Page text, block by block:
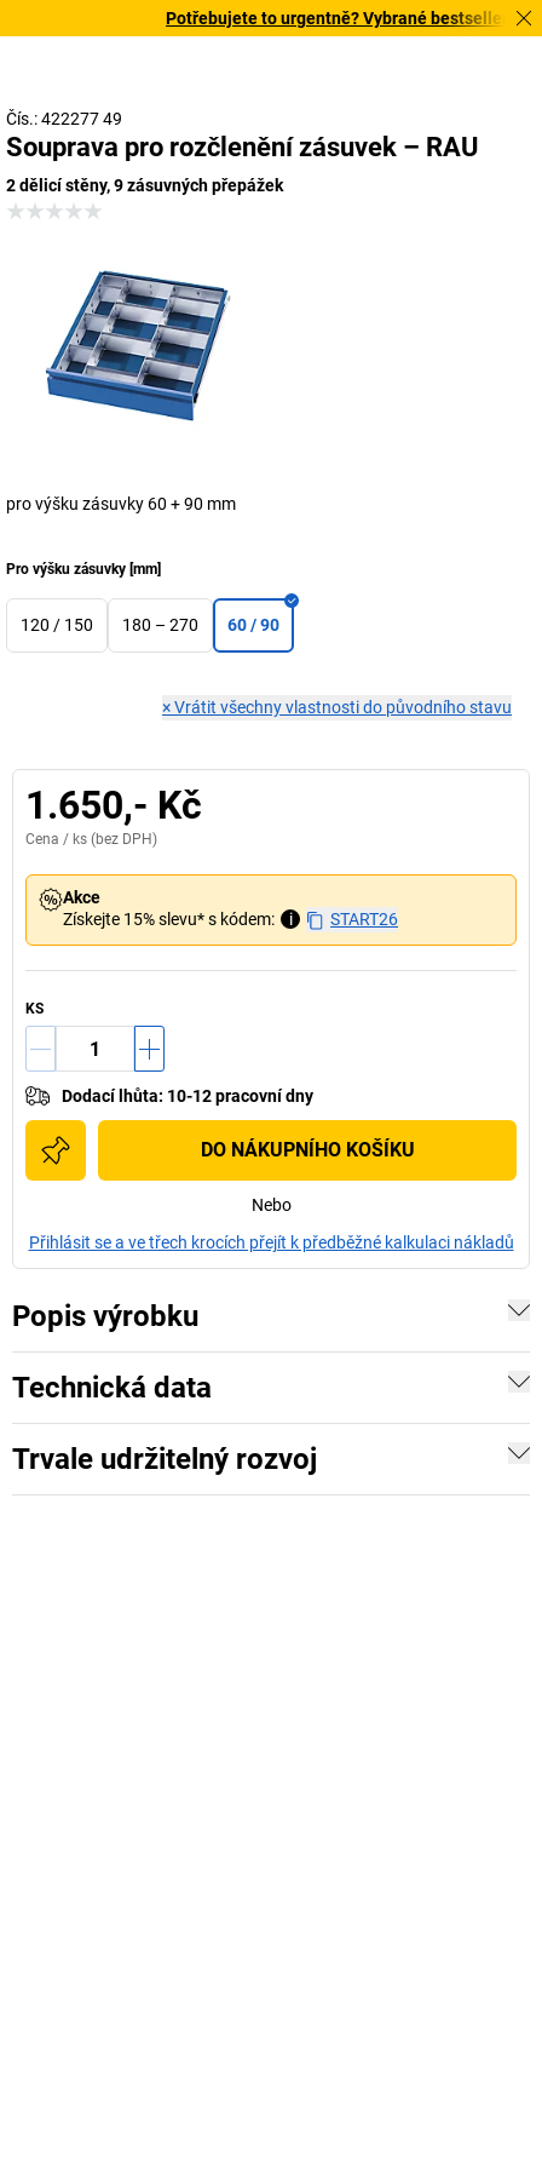
Potřebujete to urgentně? Vybrané bestsellery
Čís.: 422277 49
Souprava pro rozčlenění zásuvek – RAU
2 dělicí stěny, 9 zásuvných přepážek
pro výšku zásuvky 60 + 90 mm
Pro výšku zásuvky [mm]
120 / 150 180 – 270 60 / 90
×Vrátit všechny vlastnosti do původního stavu
1.650,- Kč
Cena / ks (bez DPH)
Akce
Získejte 15% slevu* s kódem:
i START26
KS
Dodací lhůta: 10-12 pracovní dny
DO NÁKUPNÍHO KOŠÍKU
Nebo
Přihlásit se a ve třech krocích přejít k předběžné kalkulaci nákladů
Popis výrobku
Technická data
Trvale udržitelný rozvoj